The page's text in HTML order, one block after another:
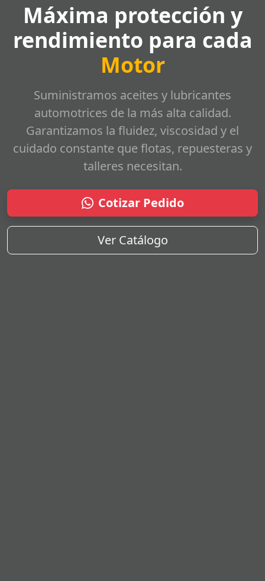
Máxima protección y
rendimiento para cada
Motor
Suministramos aceites y lubricantes
automotrices de la más alta calidad.
Garantizamos la fluidez, viscosidad y el
cuidado constante que flotas, repuesteras y
talleres necesitan.
Cotizar Pedido
Ver Catálogo